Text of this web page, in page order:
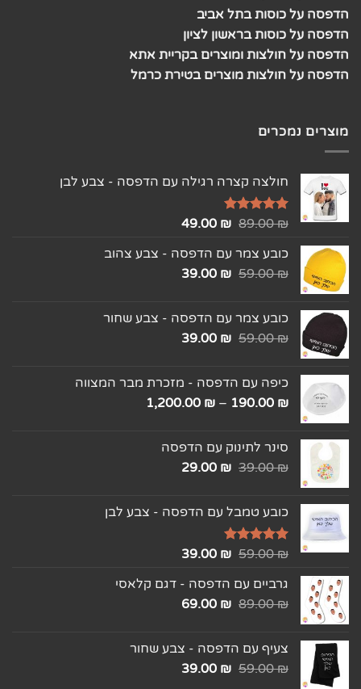
הדפסה על כוסות בתל אביב
הדפסה על כוסות בראשון לציון
הדפסה על חולצות ומוצרים בקריית אתא
הדפסה על חולצות מוצרים בטירת כרמל
מוצרים נמכרים
חולצה קצרה רגילה עם הדפסה - צבע לבן
דורג5.00
89.00₪
49.00 ₪
כובע צמר עם הדפסה - צבע צהוב
59.00₪
39.00 ₪
כובע צמר עם הדפסה - צבע שחור
59.00₪
39.00 ₪
כיפה עם הדפסה - מזכרת מבר המצווה
190.00 ₪
–
1,200.00 ₪
סינר לתינוק עם הדפסה
39.00₪
29.00 ₪
כובע טמבל עם הדפסה - צבע לבן
דורג5.00
59.00₪
39.00 ₪
גרביים עם הדפסה - דגם קלאסי
89.00₪
69.00 ₪
צעיף עם הדפסה - צבע שחור
59.00₪
39.00 ₪